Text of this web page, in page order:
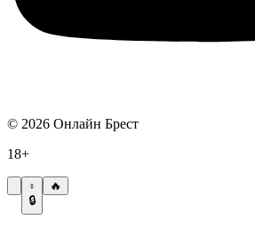
© 2026 Онлайн Брест
18+
🔒
🔥